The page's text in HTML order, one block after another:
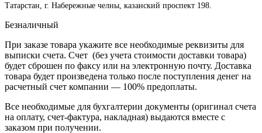
Татарстан, г. Набережные челны, казанский проспект 198.
Безналичный
При заказе товара укажите все необходимые реквизиты для
выписки счета. Счет (без учета стоимости доставки товара)
будет сброшен по факсу или на электронную почту. Доставка
товара будет произведена только после поступления денег на
расчетный счет компании — 100% предоплаты.
Все необходимые для бухгалтерии документы (оригинал счета
на оплату, счет-фактура, накладная) выдаются вместе с
заказом при получении.